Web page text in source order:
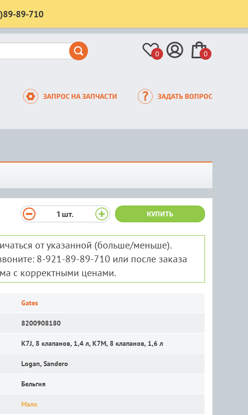
89-710
0 0
ЗАПРОС НА ЗАПЧАСТИ ЗАДАТЬ ВОПРОС
1 шт. КУПИТЬ
от указанной (больше/меньше).
8-921-89-89-710 или после заказа
с корректными ценами.
Gates
8200908180
K7J, 8 клапанов, 1,4 л, K7M, 8 клапанов, 1,6 л
Logan, Sandero
Бельгия
Мало